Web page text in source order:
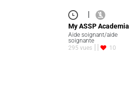
|
My ASSP Academia
Aide soignant/aide
soignante
295 vues
10